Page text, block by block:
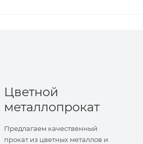
Цветной
металлопрокат
Предлагаем качественный
прокат из цветных металлов и